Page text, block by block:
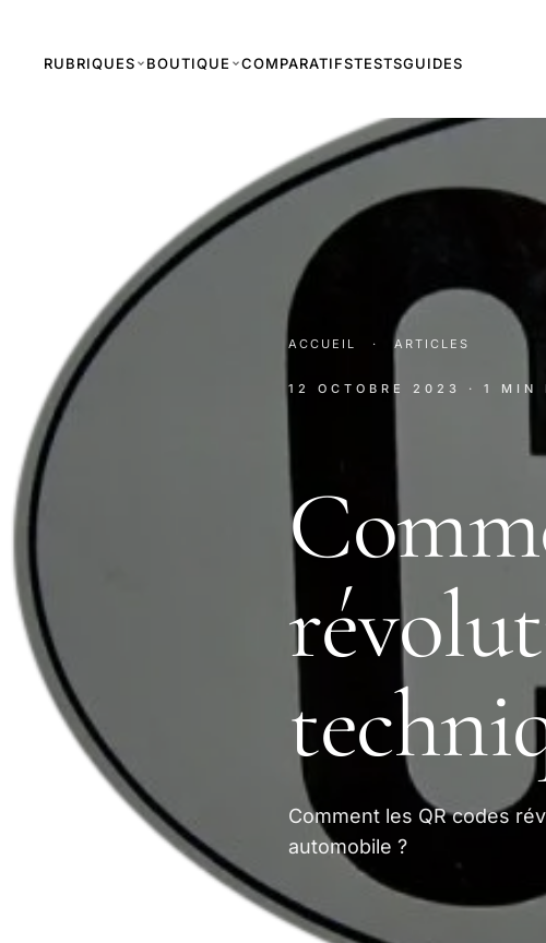
RUBRIQUES BOUTIQUE COMPARATIFSTESTSGUIDES
ACCUEIL · ARTICLES
12 OCTOBRE 2023 · 1 MIN
Comment les QR codes
automobile ?